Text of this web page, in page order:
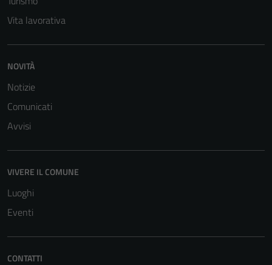
Vita lavorativa
NOVITÀ
Notizie
Comunicati
Avvisi
VIVERE IL COMUNE
Luoghi
Eventi
CONTATTI